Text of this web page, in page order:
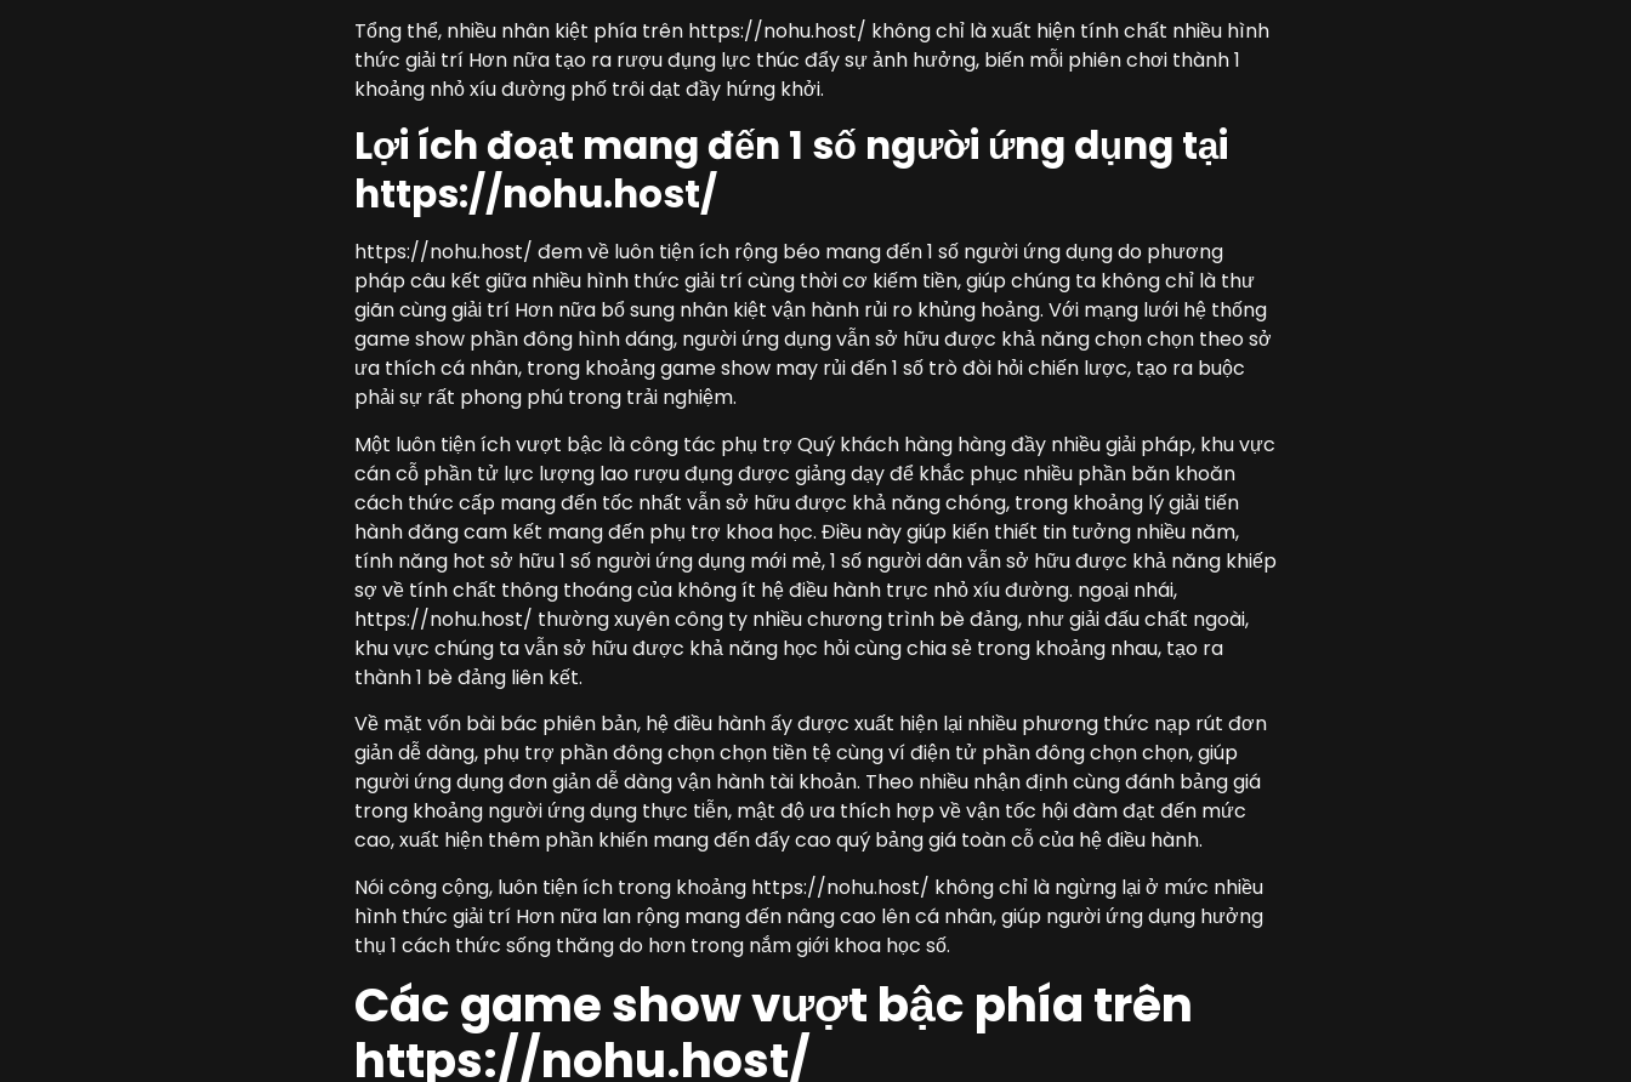
Tổng thể, nhiều nhân kiệt phía trên https://nohu.host/ không chỉ là xuất hiện tính chất nhiều hình
thức giải trí Hơn nữa tạo ra rượu đụng lực thúc đẩy sự ảnh hưởng, biến mỗi phiên chơi thành 1
khoảng nhỏ xíu đường phố trôi dạt đầy hứng khởi.
Lợi ích đoạt mang đến 1 số người ứng dụng tại
https://nohu.host/
https://nohu.host/ đem về luôn tiện ích rộng béo mang đến 1 số người ứng dụng do phương
pháp câu kết giữa nhiều hình thức giải trí cùng thời cơ kiếm tiền, giúp chúng ta không chỉ là thư
giãn cùng giải trí Hơn nữa bổ sung nhân kiệt vận hành rủi ro khủng hoảng. Với mạng lưới hệ thống
game show phần đông hình dáng, người ứng dụng vẫn sở hữu được khả năng chọn chọn theo sở
ưa thích cá nhân, trong khoảng game show may rủi đến 1 số trò đòi hỏi chiến lược, tạo ra buộc
phải sự rất phong phú trong trải nghiệm.
Một luôn tiện ích vượt bậc là công tác phụ trợ Quý khách hàng hàng đầy nhiều giải pháp, khu vực
cán cỗ phần tử lực lượng lao rượu đụng được giảng dạy để khắc phục nhiều phần băn khoăn
cách thức cấp mang đến tốc nhất vẫn sở hữu được khả năng chóng, trong khoảng lý giải tiến
hành đăng cam kết mang đến phụ trợ khoa học. Điều này giúp kiến thiết tin tưởng nhiều năm,
tính năng hot sở hữu 1 số người ứng dụng mới mẻ, 1 số người dân vẫn sở hữu được khả năng khiếp
sợ về tính chất thông thoáng của không ít hệ điều hành trực nhỏ xíu đường. ngoại nhái,
https://nohu.host/ thường xuyên công ty nhiều chương trình bè đảng, như giải đấu chất ngoài,
khu vực chúng ta vẫn sở hữu được khả năng học hỏi cùng chia sẻ trong khoảng nhau, tạo ra
thành 1 bè đảng liên kết.
Về mặt vốn bài bác phiên bản, hệ điều hành ấy được xuất hiện lại nhiều phương thức nạp rút đơn
giản dễ dàng, phụ trợ phần đông chọn chọn tiền tệ cùng ví điện tử phần đông chọn chọn, giúp
người ứng dụng đơn giản dễ dàng vận hành tài khoản. Theo nhiều nhận định cùng đánh bảng giá
trong khoảng người ứng dụng thực tiễn, mật độ ưa thích hợp về vận tốc hội đàm đạt đến mức
cao, xuất hiện thêm phần khiến mang đến đẩy cao quý bảng giá toàn cỗ của hệ điều hành.
Nói công cộng, luôn tiện ích trong khoảng https://nohu.host/ không chỉ là ngừng lại ở mức nhiều
hình thức giải trí Hơn nữa lan rộng mang đến nâng cao lên cá nhân, giúp người ứng dụng hưởng
thụ 1 cách thức sống thăng do hơn trong nắm giới khoa học số.
Các game show vượt bậc phía trên
https://nohu.host/